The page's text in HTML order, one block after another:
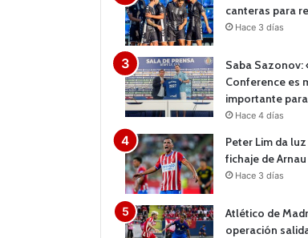
canteras para
Hace 3 días
Saba Sazonov:
Conference es
importante
Hace 4 días
Peter Lim da
fichaje de
Hace 3 días
Atlético de
operación